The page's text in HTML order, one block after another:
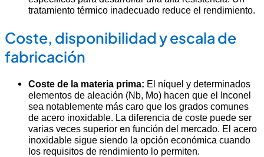
tratamiento térmico inadecuado reduce el rendimiento.
Coste, disponibilidad y escala de
fabricación
Coste de la materia prima: El níquel y determinados
elementos de aleación (Nb, Mo) hacen que el Inconel
sea notablemente más caro que los grados comunes
de acero inoxidable. La diferencia de coste puede ser
varias veces superior en función del mercado. El acero
inoxidable sigue siendo la opción económica cuando
los requisitos de rendimiento lo permiten.